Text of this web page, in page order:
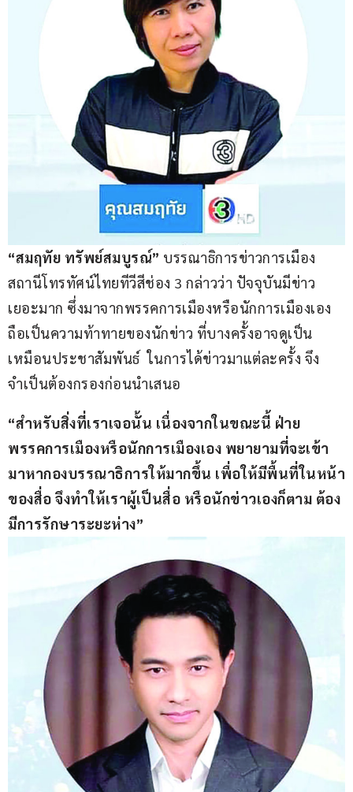
“สมฤทัย ทรัพย์สมบูรณ์” บรรณาธิการข่าวการเมือง
สถานีโทรทัศน์ไทยทีวีสีช่อง 3 กล่าวว่า ปัจจุบันมีข่าว
เยอะมาก ซึ่งมาจากพรรคการเมืองหรือนักการเมืองเอง
ถือเป็นความท้าทายของนักข่าว ที่บางครั้งอาจดูเป็น
เหมือนประชาสัมพันธ์  ในการได้ข่าวมาแต่ละครั้ง จึง
จำเป็นต้องกรองก่อนนำเสนอ
“สำหรับสิ่งที่เราเจอนั้น เนื่องจากในขณะนี้ ฝ่าย
พรรคการเมืองหรือนักการเมืองเอง พยายามที่จะเข้า
มาหากองบรรณาธิการให้มากขึ้น เพื่อให้มีพื้นที่ในหน้า
ของสื่อ จึงทำให้เราผู้เป็นสื่อ หรือนักข่าวเองก็ตาม ต้อง
มีการรักษาระยะห่าง”